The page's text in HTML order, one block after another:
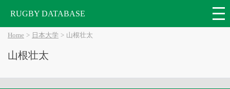
RUGBY DATABASE
Home 日本大学 山根壮太
山根壮太